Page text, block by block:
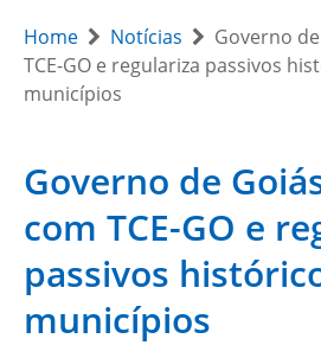
Home Notícias
Governo
TCE-GO e regulariza passivos
municípios
Governo de
com TCE-GO e
passivos
municípios